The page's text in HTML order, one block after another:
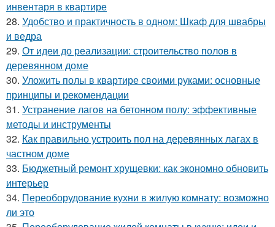
инвентаря в квартире
28. Удобство и практичность в одном: Шкаф для швабры
и ведра
29. От идеи до реализации: строительство полов в
деревянном доме
30. Уложить полы в квартире своими руками: основные
принципы и рекомендации
31. Устранение лагов на бетонном полу: эффективные
методы и инструменты
32. Как правильно устроить пол на деревянных лагах в
частном доме
33. Бюджетный ремонт хрущевки: как экономно обновить
интерьер
34. Переоборудование кухни в жилую комнату: возможно
ли это